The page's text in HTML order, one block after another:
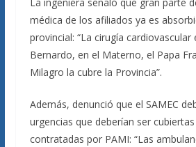
médica de los afiliados ya es
provincial: “La cirugía cardiovascular
Bernardo, en el Materno, el Papa
Milagro la cubre la Provincia”.
Además, denunció que el SAMEC
urgencias que deberían ser
contratadas por PAMI: “Las